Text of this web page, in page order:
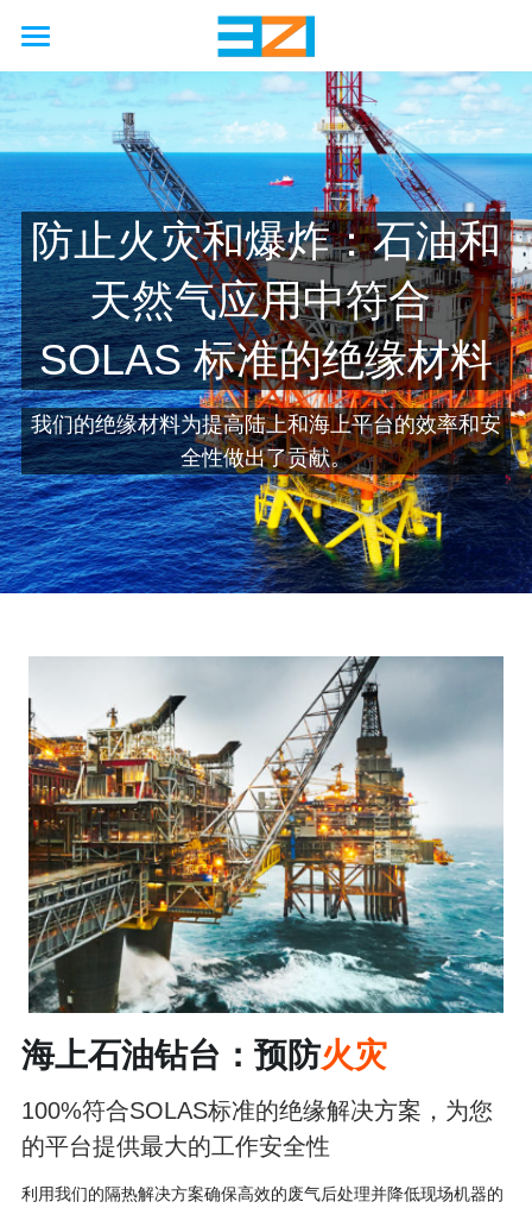
首页
行业
非公路
农业
矿业
铁路
工程
公路
汽车
卡车
客车
新能源
工厂
硫化机
压缩机
巨型轮胎
啤酒厂
制药厂
石油天然气
海洋
使用场景
国际海上安全公约
接触保护
废气处理
防火
隔音
改造
能力
工程
模拟
制造
服务
解决方案
硬金属防护壳
软金属防护罩
柔性节能保温套
国六/七
联系我们
关于我们
企业简介
企业资质
三二一研发
新闻动态
防止火灾和爆炸：石油和
天然气应用中符合
SOLAS 标准的绝缘材料
我们的绝缘材料为提高陆上和海上平台的效率和安
全性做出了贡献。
海上石油钻台：预防火灾
100%符合SOLAS标准的绝缘解决方案，为您
的平台提供最大的工作安全性
利用我们的隔热解决方案确保高效的废气后处理并降低现场机器的